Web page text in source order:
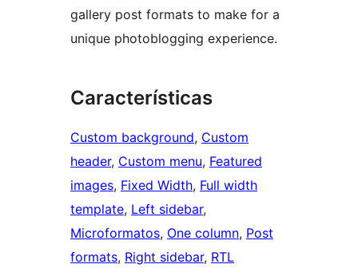
gallery post formats to make for a
unique photoblogging experience.
Características
Custom background, Custom
header, Custom menu, Featured
images, Fixed Width, Full width
template, Left sidebar
Microformatos, One column, Post
formats, Right sidebar, RTL